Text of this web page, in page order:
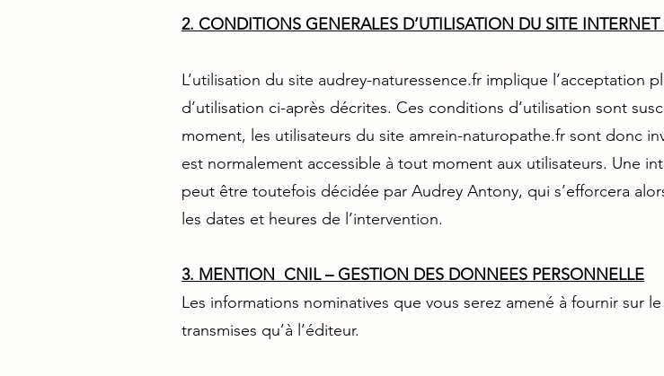
2. CONDITIONS GENERALES D’UTILISATION DU SITE INTERNET
L’utilisation du site audrey-naturessence.fr implique l’acceptation
d’utilisation ci-après décrites. Ces conditions d’utilisation sont
moment, les utilisateurs du site amrein-naturopathe.fr sont donc
est normalement accessible à tout moment aux utilisateurs. Une
peut être toutefois décidée par Audrey Antony, qui s’efforcera
les dates et heures de l’intervention.
3. MENTION CNIL – GESTION DES DONNEES PERSONNELLE
Les informations nominatives que vous serez amené à fournir sur
transmises qu’à l’éditeur.